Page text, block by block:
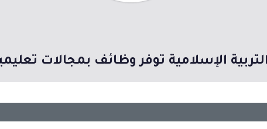
الإسلامية توفر وظائف بمجالات